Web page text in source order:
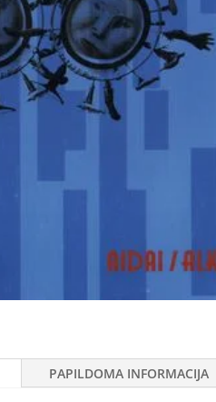
PAPILDOMA INFORMACIJA